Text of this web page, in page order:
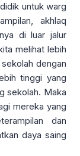
untuk warg
akhlaq
di luar jalur
melihat lebih
dengan
tinggi yang
sekolah. Maka
mereka yang
dan
daya saing